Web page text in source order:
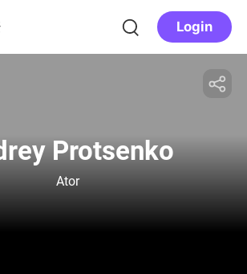
Login
Protsenko
Ator